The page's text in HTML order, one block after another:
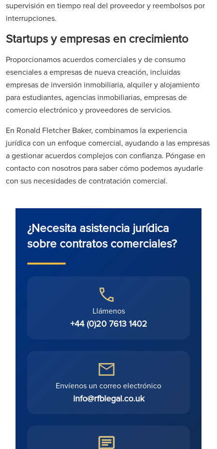
supervisión en tiempo real del proveedor y reembolsos por
interrupciones.
Startups y empresas en crecimiento
Proporcionamos acuerdos comerciales y de consumo
esenciales a empresas de nueva creación, incluidas
empresas de inversión inmobiliaria, alquiler y alojamiento
para estudiantes, agencias inmobiliarias, empresas de
comercio electrónico y proveedores de servicios.
En Ronald Fletcher Baker, combinamos la experiencia
jurídica con un enfoque comercial, ayudando a las empresas
a gestionar acuerdos complejos con confianza. Póngase en
contacto con nosotros para saber cómo podemos ayudarle
con sus necesidades de contratación comercial.
¿Necesita asistencia jurídica
sobre contratos comerciales?
Llámenos
+44 (0)20 7613 1402
Envíenos un correo electrónico
info@rfblegal.co.uk